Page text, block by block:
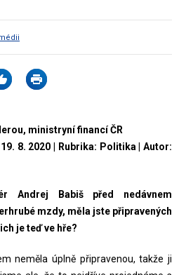
ministryní financí ČR
8. 2020 | Rubrika: Politika | Autor:
Andrej Babiš před nedávnem
mzdy, měla jste připravených
je teď ve hře?
neměla úplně připravenou, takže ji